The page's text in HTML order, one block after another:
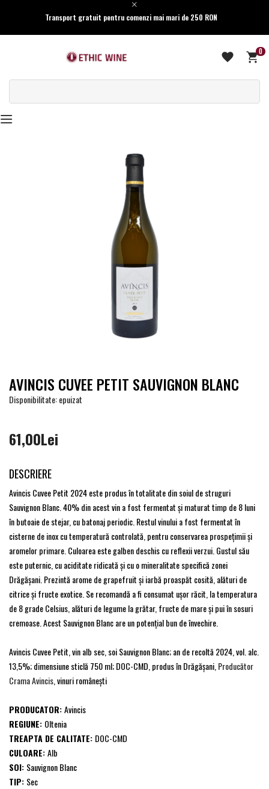
Transport gratuit pentru comenzi mai mari de 250 RON
0
AVINCIS CUVEE PETIT SAUVIGNON BLANC
Disponibilitate: epuizat
61,00Lei
DESCRIERE
Avincis Cuvee Petit 2024 este produs în totalitate din soiul de struguri
Sauvignon Blanc. 40% din acest vin a fost fermentat şi maturat timp de 8 luni
în butoaie de stejar, cu batonaj periodic. Restul vinului a fost fermentat în
cisterne de inox cu temperatură controlată, pentru conservarea prospeţimii şi
aromelor primare. Culoarea este galben deschis cu reflexii verzui. Gustul său
este puternic, cu aciditate ridicată şi cu o mineralitate specifică zonei
Drăgăşani. Prezintă arome de grapefruit și iarbă proaspăt cosită, alături de
citrice și fructe exotice. Se recomandă a fi consumat ușor răcit, la temperatura
de 8 grade Celsius, alături de legume la grătar, fructe de mare și pui în sosuri
cremoase. Acest Sauvignon Blanc are un potențial bun de învechire.
Avincis Cuvee Petit, vin alb sec, soi Sauvignon Blanc; an de recoltă 2024, vol. alc.
13,5%; dimensiune sticlă 750 ml; DOC-CMD, produs în Drăgăşani, Producător
Crama Avincis , vinuri româneşti
PRODUCATOR:Avincis
REGIUNE: Oltenia
TREAPTA DE CALITATE: DOC-CMD
CULOARE:Alb
SOI: Sauvignon Blanc
TIP: Sec